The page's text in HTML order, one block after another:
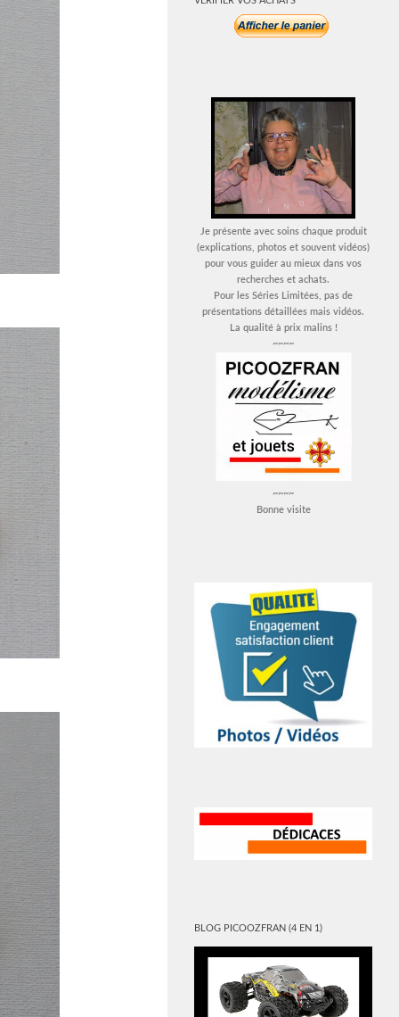
Je présente avec soins chaque produit
(explications, photos et souvent vidéos)
pour vous guider au mieux dans vos
recherches et achats.
Pour les Séries Limitées, pas de
présentations détaillées mais vidéos.
La qualité à prix malins !
~~~~
~~~~
Bonne visite
BLOG PICOOZFRAN (4 EN 1)